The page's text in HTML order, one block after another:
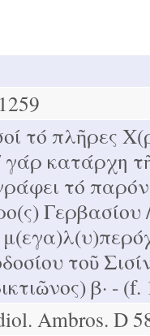
τό πλῆρες
γάρ κατάρχη
τό
τοῦ
β· -
Ambros. D